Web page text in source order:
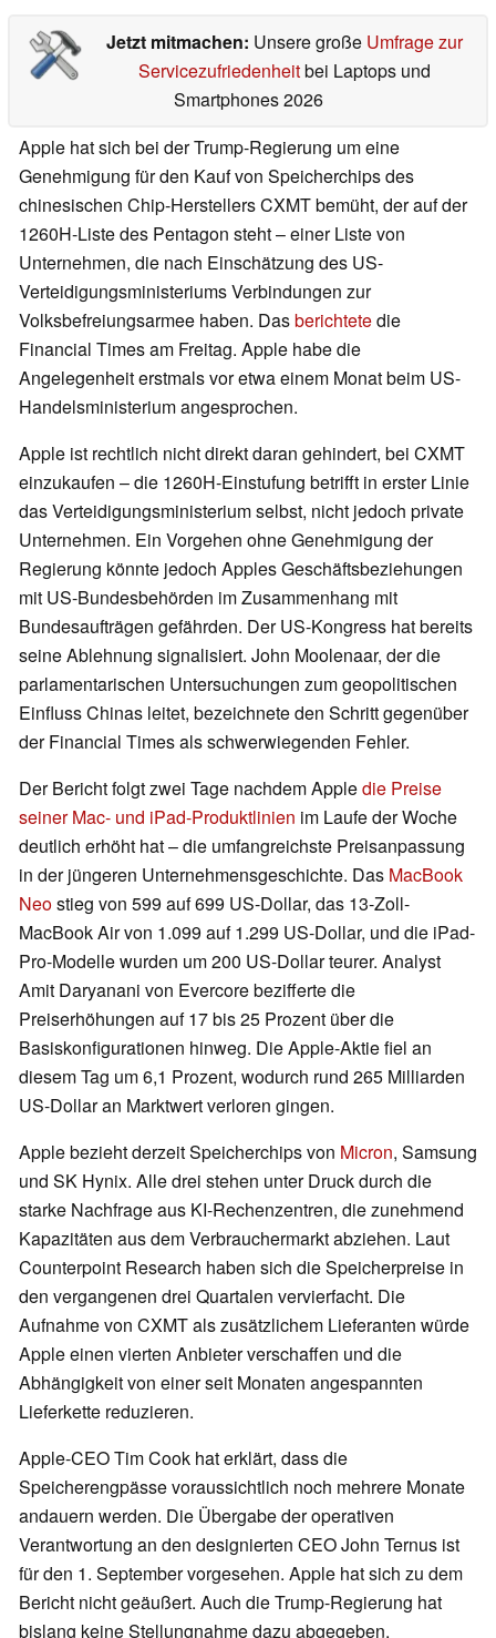
Jetzt mitmachen: Unsere große Umfrage zur
Servicezufriedenheitbei Laptops und
Smartphones 2026
Apple hat sich bei der Trump-Regierung um eine
Genehmigung für den Kauf von Speicherchips des
chinesischen Chip-Herstellers CXMT bemüht, der auf der
1260H-Liste des Pentagon steht – einer Liste von
Unternehmen, die nach Einschätzung des US-
Verteidigungsministeriums Verbindungen zur
Volksbefreiungsarmee haben. Dasberichtetedie
Financial Times am Freitag. Apple habe die
Angelegenheit erstmals vor etwa einem Monat beim US-
Handelsministerium angesprochen.
Apple ist rechtlich nicht direkt daran gehindert, bei CXMT
einzukaufen – die 1260H-Einstufung betrifft in erster Linie
das Verteidigungsministerium selbst, nicht jedoch private
Unternehmen. Ein Vorgehen ohne Genehmigung der
Regierung könnte jedoch Apples Geschäftsbeziehungen
mit US-Bundesbehörden im Zusammenhang mit
Bundesaufträgen gefährden. Der US-Kongress hat bereits
seine Ablehnung signalisiert. John Moolenaar, der die
parlamentarischen Untersuchungen zum geopolitischen
Einfluss Chinas leitet, bezeichnete den Schritt gegenüber
der Financial Times als schwerwiegenden Fehler.
Der Bericht folgt zwei Tage nachdem Appledie Preise
seiner Mac- und iPad-Produktlinien im Laufe der Woche
deutlich erhöht hat – die umfangreichste Preisanpassung
in der jüngeren Unternehmensgeschichte. Das MacBook
Neostieg von 599 auf 699 US-Dollar, das 13-Zoll-
MacBook Air von 1.099 auf 1.299 US-Dollar, und die iPad-
Pro-Modelle wurden um 200 US-Dollar teurer. Analyst
Amit Daryanani von Evercore bezifferte die
Preiserhöhungen auf 17 bis 25 Prozent über die
Basiskonfigurationen hinweg. Die Apple-Aktie fiel an
diesem Tag um 6,1 Prozent, wodurch rund 265 Milliarden
US-Dollar an Marktwert verloren gingen.
Apple bezieht derzeit Speicherchips von Micron, Samsung
und SK Hynix. Alle drei stehen unter Druck durch die
starke Nachfrage aus KI-Rechenzentren, die zunehmend
Kapazitäten aus dem Verbrauchermarkt abziehen. Laut
Counterpoint Research haben sich die Speicherpreise in
den vergangenen drei Quartalen vervierfacht. Die
Aufnahme von CXMT als zusätzlichem Lieferanten würde
Apple einen vierten Anbieter verschaffen und die
Abhängigkeit von einer seit Monaten angespannten
Lieferkette reduzieren.
Apple-CEO Tim Cook hat erklärt, dass die
Speicherengpässe voraussichtlich noch mehrere Monate
andauern werden. Die Übergabe der operativen
Verantwortung an den designierten CEO John Ternus ist
für den 1. September vorgesehen. Apple hat sich zu dem
Bericht nicht geäußert. Auch die Trump-Regierung hat
bislang keine Stellungnahme dazu abgegeben.